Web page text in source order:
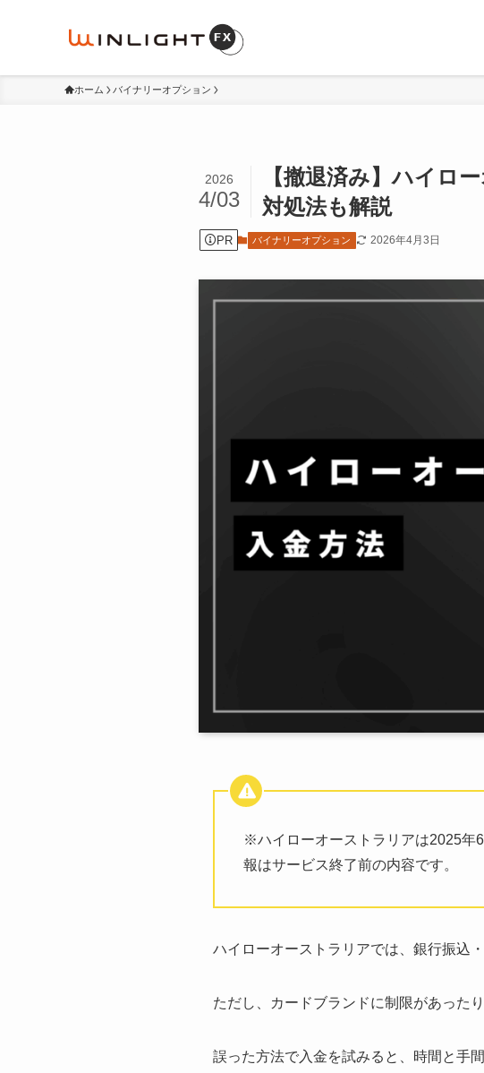
ホーム バイナリーオプション
【撤退済み】ハイロ
対処法も解説
2026
4/03
PR バイナリーオプション 2026年4月3日
※ハイローオーストラリアは2025年
報はサービス終了前の内容です。
ハイローオーストラリアでは、銀行振込
ただし、カードブランドに制限があった
誤った方法で入金を試みると、時間と手